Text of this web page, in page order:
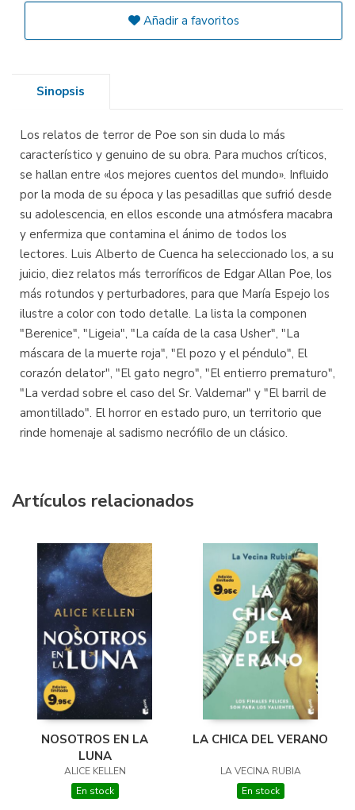
Añadir a favoritos
Sinopsis
Los relatos de terror de Poe son sin duda lo más
característico y genuino de su obra. Para muchos críticos,
se hallan entre «los mejores cuentos del mundo». Influido
por la moda de su época y las pesadillas que sufrió desde
su adolescencia, en ellos esconde una atmósfera macabra
y enfermiza que contamina el ánimo de todos los
lectores. Luis Alberto de Cuenca ha seleccionado los, a su
juicio, diez relatos más terroríficos de Edgar Allan Poe, los
más rotundos y perturbadores, para que María Espejo los
ilustre a color con todo detalle. La lista la componen
"Berenice", "Ligeia", "La caída de la casa Usher", "La
máscara de la muerte roja", "El pozo y el péndulo", El
corazón delator", "El gato negro", "El entierro prematuro",
"La verdad sobre el caso del Sr. Valdemar" y "El barril de
amontillado". El horror en estado puro, un territorio que
rinde homenaje al sadismo necrófilo de un clásico.
Artículos relacionados
NOSOTROS EN LA
LUNA
ALICE KELLEN
En stock
LA CHICA DEL VERANO
LA VECINA RUBIA
En stock